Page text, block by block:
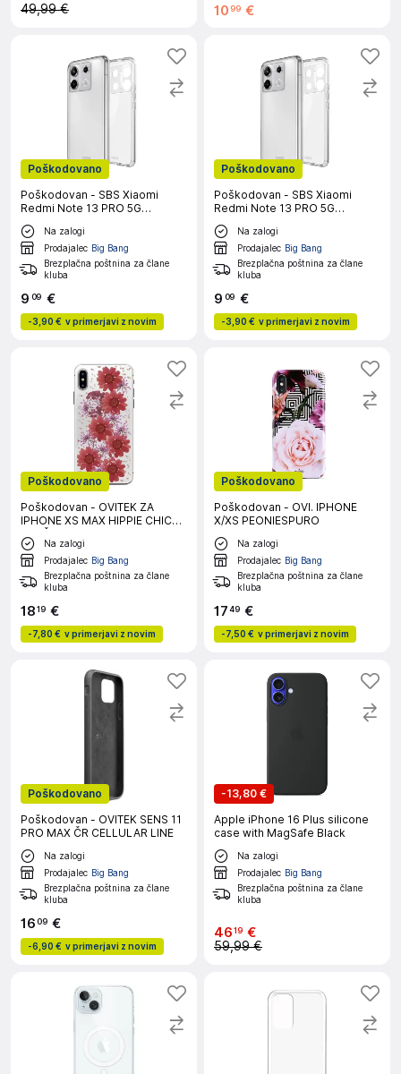
49,99 € 10 99 €
Poškodovano
Poškodovan - SBS Xiaomi
Redmi Note 13 PRO 5G
prozoren ovitek
Na zalogi
Prodajalec Big Bang
Brezplačna poštnina za člane
kluba
9 09 €
-3,90 € v primerjavi z novim
Poškodovano
Poškodovan - SBS Xiaomi
Redmi Note 13 PRO 5G
prozoren ovitek
Na zalogi
Prodajalec Big Bang
Brezplačna poštnina za člane
kluba
9 09 €
-3,90 € v primerjavi z novim
Poškodovano
Poškodovan - OVITEK ZA
IPHONE XS MAX HIPPIE CHIC
RDEČ PURO
Na zalogi
Prodajalec Big Bang
Brezplačna poštnina za člane
kluba
1819 €
-7,80 € v primerjavi z novim
Poškodovano
Poškodovan - OVI. IPHONE
X/XS PEONIESPURO
Na zalogi
Prodajalec Big Bang
Brezplačna poštnina za člane
kluba
1749 €
-7,50 € v primerjavi z novim
Poškodovano
Poškodovan - OVITEK SENS 11
PRO MAX ČR CELLULAR LINE
Na zalogi
Prodajalec Big Bang
Brezplačna poštnina za člane
kluba
1609 €
-6,90 € v primerjavi z novim
-13,80 €
Apple iPhone 16 Plus silicone
case with MagSafe Black
Na zalogi
Prodajalec Big Bang
Brezplačna poštnina za člane
kluba
4619 €
59,99 €